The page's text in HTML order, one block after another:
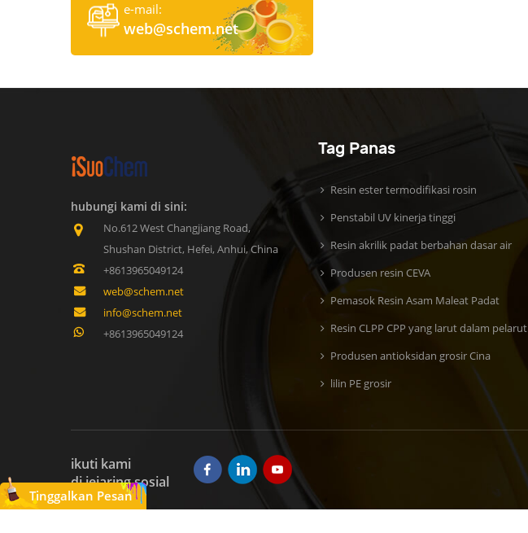
e-mail:
web@schem.net
hubungi kami di sini:
No.612 West Changjiang Road,
Shushan District, Hefei, Anhui, China
+8613965049124
web@schem.net
info@schem.net
+8613965049124
Tag Panas
Resin ester termodifikasi rosin
Penstabil UV kinerja tinggi
Resin akrilik padat berbahan dasar air
Produsen resin CEVA
Pemasok Resin Asam Maleat Padat
Resin CLPP CPP yang larut dalam pelarut
Produsen antioksidan grosir Cina
lilin PE grosir
ikuti kami
di jejaring sosial
Tinggalkan Pesan